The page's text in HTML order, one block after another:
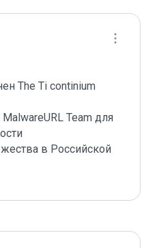
The Ti continium
Team для
в Российской